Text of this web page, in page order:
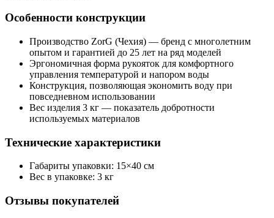
Особенности конструкции
Производство ZorG (Чехия) — бренд с многолетним
опытом и гарантией до 25 лет на ряд моделей
Эргономичная форма рукояток для комфортного
управления температурой и напором воды
Конструкция, позволяющая экономить воду при
повседневном использовании
Вес изделия 3 кг — показатель добротности
используемых материалов
Технические характеристики
Габариты упаковки: 15×40 см
Вес в упаковке: 3 кг
Отзывы покупателей